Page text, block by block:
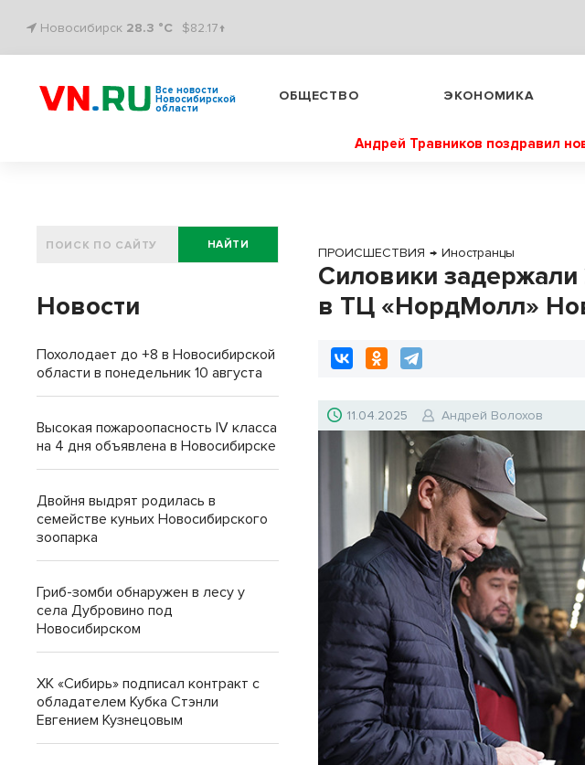
Новосибирск 28.3 °C $82.17↑
Все новости
Новосибирской
области
ОБЩЕСТВО ЭКОНОМИКА
Андрей Травников поздравил
ПРОИСШЕСТВИЯ → Иностранцы
Силовики задержали
в ТЦ «НордМолл»
11.04.2025 Андрей Волохов
НАЙТИ
Новости
Похолодает до +8 в Новосибирской
области в понедельник 10 августа
Высокая пожароопасность IV класса
на 4 дня объявлена в Новосибирске
Двойня выдрят родилась в
семействе куньих Новосибирского
зоопарка
Гриб-зомби обнаружен в лесу у
села Дубровино под
Новосибирском
ХК «Сибирь» подписал контракт с
обладателем Кубка Стэнли
Евгением Кузнецовым